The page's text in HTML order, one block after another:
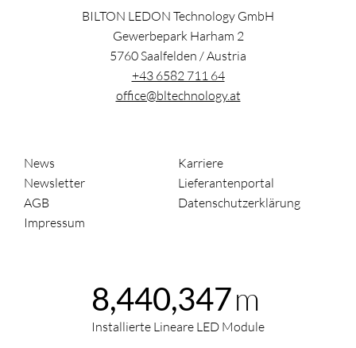
BILTON LEDON Technology GmbH
Gewerbepark Harham 2
5760Saalfelden /Austria
+43 6582 711 64
office@bltechnology.at
News
Karriere
Newsletter
Lieferantenportal
AGB
Datenschutzerklärung
Impressum
8,440,347m
Installierte Lineare LED Module